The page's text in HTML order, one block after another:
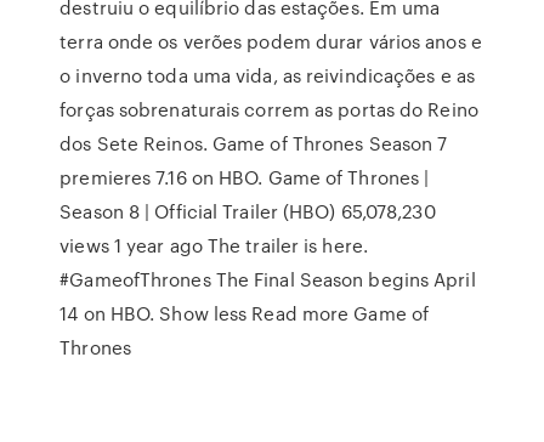
destruiu o equilíbrio das estações. Em uma
terra onde os verões podem durar vários anos e
o inverno toda uma vida, as reivindicações e as
forças sobrenaturais correm as portas do Reino
dos Sete Reinos. Game of Thrones Season 7
premieres 7.16 on HBO. Game of Thrones |
Season 8 | Official Trailer (HBO) 65,078,230
views 1 year ago The trailer is here.
#GameofThrones The Final Season begins April
14 on HBO. Show less Read more Game of
Thrones